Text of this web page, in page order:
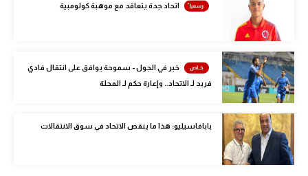
في المونديال
رياضة نسائية
آسيا
ركن الألعاب
اتحاد جدة يتعاقد مع موهبة كولومبية
خبر في الجول - سموحة يوافق على انتقال فادي
فريد لـ الاتحاد.. وإعارة حكم لـ المحلة
بابافاسيليو: هذا ما ينقص الاتحاد في سوق الانتقالات